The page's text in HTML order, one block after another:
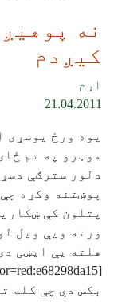
نه
کيږدم
اړم
21.04.2011
یوه ورځ یوسړی
موټرو په تم
دلور سترګې
پوښتنه وکړه
پتلون کې
ورته ویې ویل
هلته یې ایښی
بکس دي چې کله